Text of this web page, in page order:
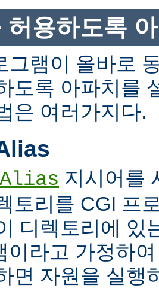
허용하도록
그램이 올바로
도록 아파치를
은 여러가지다.
지시어를
토리를 CGI 프
디렉토리에 있
이라고 가정하
면 자원을 실행